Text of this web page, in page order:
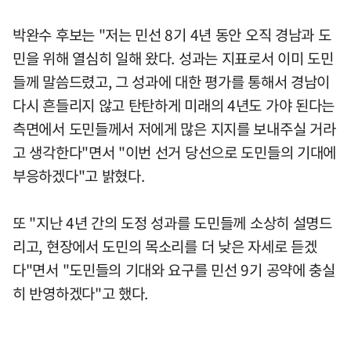
박완수 후보는 "저는 민선 8기 4년 동안 오직 경남과 도
민을 위해 열심히 일해 왔다. 성과는 지표로서 이미 도민
들께 말씀드렸고, 그 성과에 대한 평가를 통해서 경남이
다시 흔들리지 않고 탄탄하게 미래의 4년도 가야 된다는
측면에서 도민들께서 저에게 많은 지지를 보내주실 거라
고 생각한다"면서 "이번 선거 당선으로 도민들의 기대에
부응하겠다"고 밝혔다.
또 "지난 4년 간의 도정 성과를 도민들께 소상히 설명드
리고, 현장에서 도민의 목소리를 더 낮은 자세로 듣겠
다"면서 "도민들의 기대와 요구를 민선 9기 공약에 충실
히 반영하겠다"고 했다.